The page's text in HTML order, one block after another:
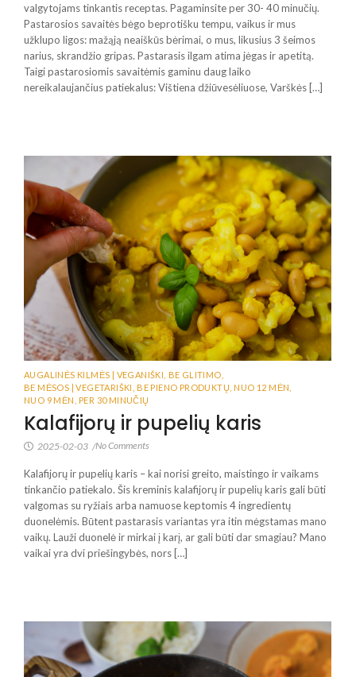
valgytojams tinkantis receptas. Pagaminsite per 30- 40 minučių.
Pastarosios savaitės bėgo beprotišku tempu, vaikus ir mus
užklupo ligos: mažąją neaiškūs bėrimai, o mus, likusius 3 šeimos
narius, skrandžio gripas. Pastarasis ilgam atima jėgas ir apetitą.
Taigi pastarosiomis savaitėmis gaminu daug laiko
nereikalaujančius patiekalus: Vištiena džiūvesėliuose, Varškės […]
AUGALINĖS KILMĖS | VEGANIŠKI BE GLITIMO
BE MĖSOS | VEGETARIŠKI
BE PIENO PRODUKTŲ NUO 12 MĖN
NUO 9 MĖN
PER 30 MINUČIŲ
Kalafijorų ir pupelių karis
2025-02-03 /No Comments
Kalafijorų ir pupelių karis – kai norisi greito, maistingo ir vaikams
tinkančio patiekalo. Šis kreminis kalafijorų ir pupelių karis gali būti
valgomas su ryžiais arba namuose keptomis 4 ingredientų
duonelėmis. Būtent pastarasis variantas yra itin mėgstamas mano
vaikų. Lauži duonelė ir mirkai į karį, ar gali būti dar smagiau? Mano
vaikai yra dvi priešingybės, nors […]